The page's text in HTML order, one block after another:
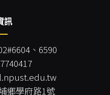
訊
、6590
鄉學府路1號